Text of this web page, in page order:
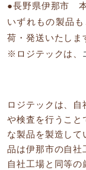
●長野県伊那市
いずれもの製品
荷・発送いたしま
※ロジテックは、
ロジテックは、
や検査を行うこと
な製品を製造して
品は伊那市の自社
自社工場と同等